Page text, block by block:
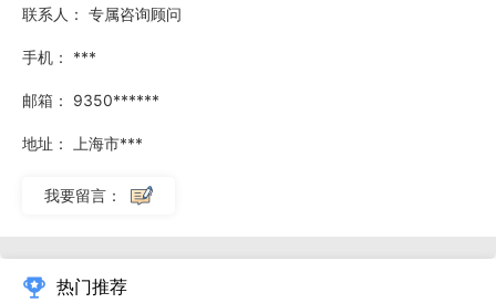
降云台在控制器以及直流无刷电机的驱动及控制下，主要负责
对机器人的多度检测：传感器系统主要包括激光雷达、超宽带
定位模块等传感器而构成，通过多种传感器的协同配合，共同
罐：巡检机器人可以用来监测石油储罐内部的液位、温度、压
机器人可以对化工反应器进行在线监测，包括反应温度、压
联系人： 专属咨询顾问
手机： ***
邮箱： 9350******
地址： 上海市***
我要留言：
热门推荐